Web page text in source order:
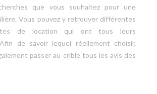
que vous souhaitez pour une
Vous pouvez y retrouver différentes
de location qui ont tous leurs
de savoir lequel réellement choisir,
passer au crible tous les avis des